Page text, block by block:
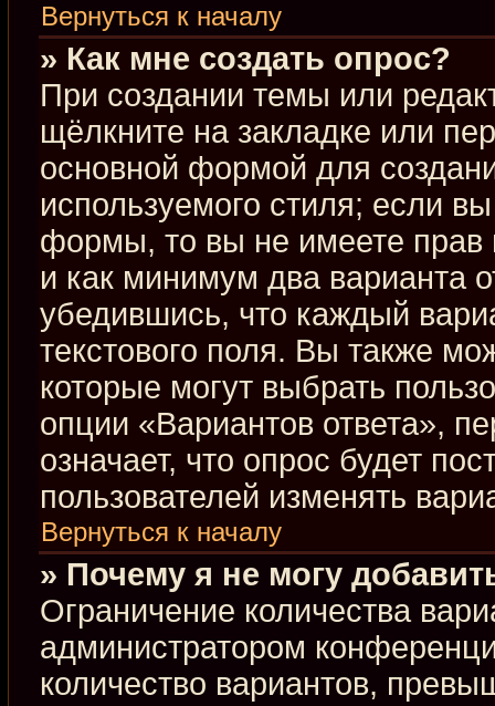
Вернуться к началу
» Как мне создать опрос?
При создании темы или
щёлкните на закладке или
основной формой для
используемого стиля; если
формы, то вы не имеете прав
и как минимум два варианта
убедившись, что каждый
текстового поля. Вы также
которые могут выбрать
опции «Вариантов ответа»,
означает, что опрос будет
пользователей изменять
Вернуться к началу
» Почему я не могу
Ограничение количества
администратором
количество вариантов,